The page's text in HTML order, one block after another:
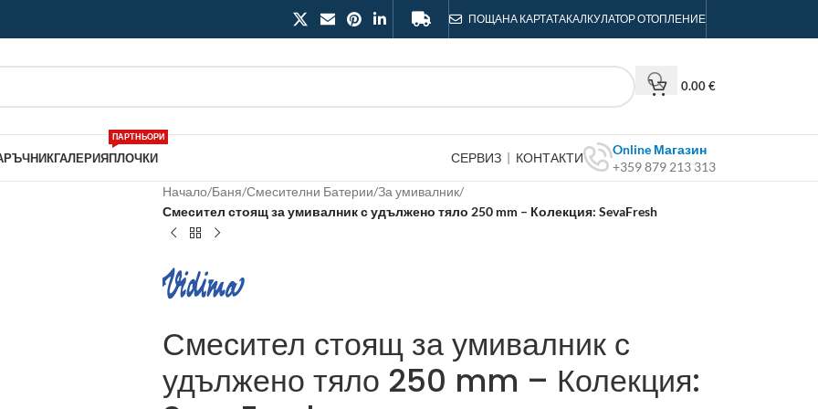
ПОЩАНА КАРТАТАКАЛКУЛАТОР ОТОПЛЕНИЕ
0.00€
ГАЛЕРИЯПЛОЧКИ
ПАРТНЬОРИ
СЕРВИЗ | КОНТАКТИ
Online Магазин
+359 879 213 313
Начало/Баня/Смесителни Батерии/За умивалник/
Смесител стоящ за умивалник с удължено тяло 250 mm – Колекция: SevaFresh
Смесител стоящ за умивалник с
удължено тяло 250 mm – Колекция: